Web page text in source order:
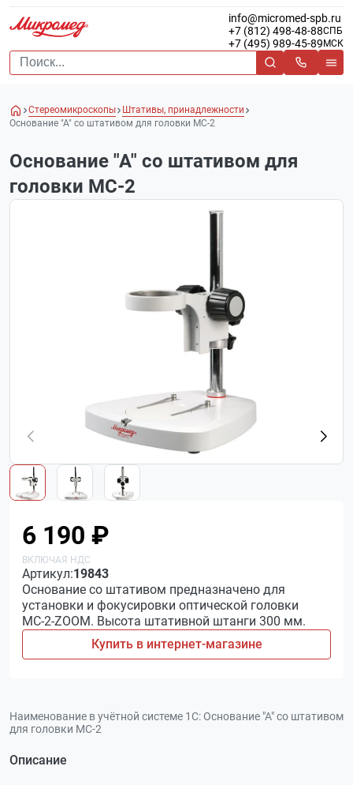
info@micromed-spb.ru
+7 (812) 498-48-88СПБ
+7 (495) 989-45-89 МСК
Стереомикроскопы
Штативы, принадлежности
Основание "А" со штативом для головки МС-2
Основание "А" со штативом для
головки МС-2
6 190 ₽
Артикул:19843
Основание со штативом предназначено для
установки и фокусировки оптической головки
МС-2-ZOOM. Высота штативной штанги 300 мм.
Купить в интернет-магазине
Наименование в учётной системе 1С:Основание "А" со штативом
для головки МС-2
Описание